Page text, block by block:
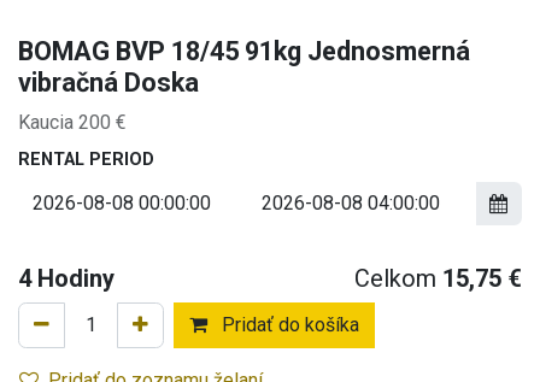
BOMAG BVP 18/45 91kg Jednosmerná
vibračná Doska
Kaucia 200 €
RENTAL PERIOD
4 Hodiny Celkom 15,75 €
Pridať do košíka